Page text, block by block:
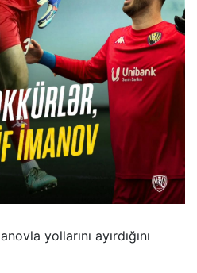
yollarını ayırdığını